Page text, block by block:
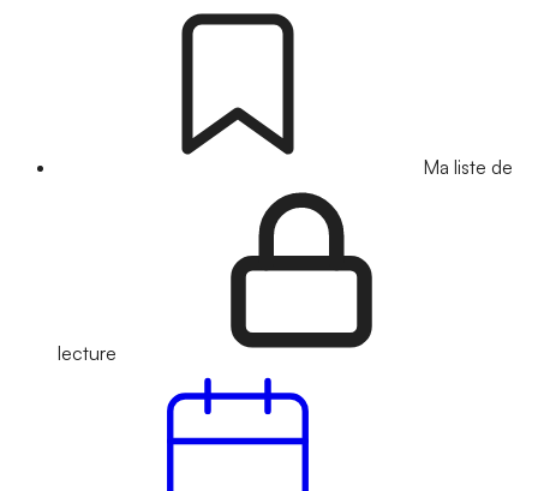
Ma liste de
lecture